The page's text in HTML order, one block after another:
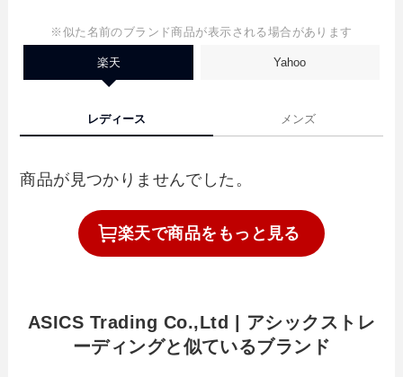
※似た名前のブランド商品が表示される場合があります
楽天 Yahoo
レディース メンズ
商品が見つかりませんでした。
楽天で商品を もっと見る
ASICS Trading Co.,Ltd | アシックストレ
ーディングと似ているブランド